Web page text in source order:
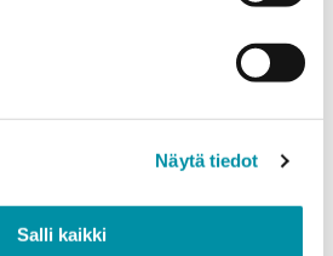
Näytä tiedot
Salli kaikki
500kg)